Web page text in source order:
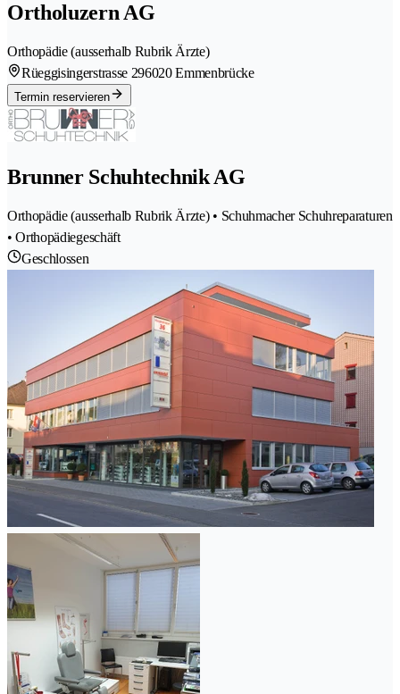
Ortholuzern AG
Orthopädie (ausserhalb Rubrik Ärzte)
Rüeggisingerstrasse 296020 Emmenbrücke
Termin reservieren
Brunner Schuhtechnik AG
Orthopädie (ausserhalb Rubrik Ärzte) • Schuhmacher Schuhreparaturen
• Orthopädiegeschäft
Geschlossen